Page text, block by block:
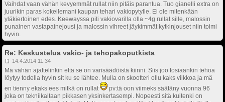
Vaihdat vaan vähän kevyemmät rullat niin pitäis parantua. Tuo gianelli extra on
juurikin paras kokeilemani kaupan tehari vakiopytylle. Ei ole mitenkään
yläkiertoinen edes. Keewayssa piti vakiovarilla olla ~4g rullat sille, malossin
punainen vastapainejousi ja malossin vihreet jäykimmät kytkinjouset niin toimi
hyvin.
Re: Keskustelua vakio- ja tehopakoputkista
14.4.2014 11:34
Mä vähän ajattelinkin että se on varisäädöistä kiinni. Siis joo tosiaankin tehoa
löytyy todella hyvin sit ku se lähtee. Mulla on skootteri ollu kaks viikkoa ja mä
en tienny ekaks ees mitkä on rullat
pv:tä oon viimeks säätäny vuonna 96
joka on tekniikaltaan pikkasen yksinkertasempi. Nopeesti sitä kuitenki on